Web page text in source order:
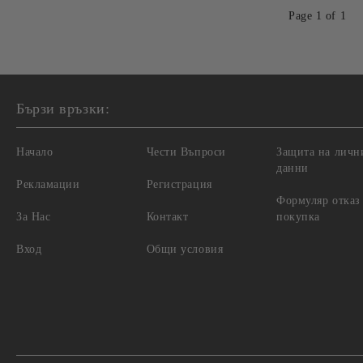
Page 1 of 1
Бързи връзки:
Начало
Рекламации
За Нас
Вход
Чести Въпроси
Регистрация
Контакт
Общи условия
Защита на
данни
Формуляр отказ
покупка